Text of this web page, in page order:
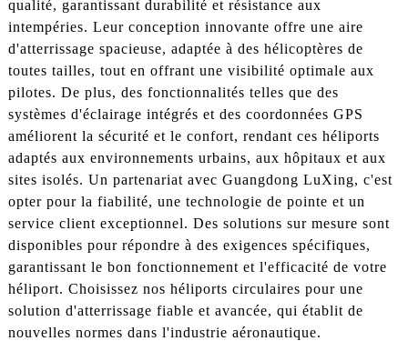
qualité, garantissant durabilité et résistance aux
intempéries. Leur conception innovante offre une aire
d'atterrissage spacieuse, adaptée à des hélicoptères de
toutes tailles, tout en offrant une visibilité optimale aux
pilotes. De plus, des fonctionnalités telles que des
systèmes d'éclairage intégrés et des coordonnées GPS
améliorent la sécurité et le confort, rendant ces héliports
adaptés aux environnements urbains, aux hôpitaux et aux
sites isolés. Un partenariat avec Guangdong LuXing, c'est
opter pour la fiabilité, une technologie de pointe et un
service client exceptionnel. Des solutions sur mesure sont
disponibles pour répondre à des exigences spécifiques,
garantissant le bon fonctionnement et l'efficacité de votre
héliport. Choisissez nos héliports circulaires pour une
solution d'atterrissage fiable et avancée, qui établit de
nouvelles normes dans l'industrie aéronautique.